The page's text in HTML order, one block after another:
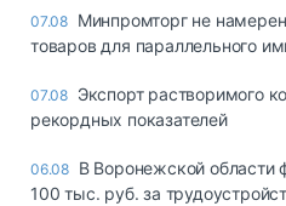
07.08 Минпромторг не
товаров для параллельного
07.08 Экспорт растворимого
рекордных показателей
06.08 В Воронежской области
100 тыс. руб. за